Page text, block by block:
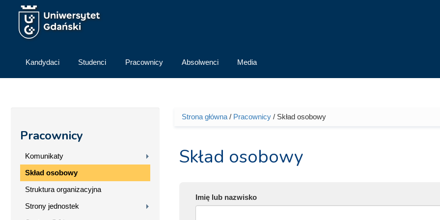
Przejdź do treści
Kandydaci Studenci Pracownicy Absolwenci Media
Pracownicy
Komunikaty
Skład osobowy
Struktura organizacyjna
Strony jednostek
Jesteś tutaj
Strona główna/ Pracownicy/ Skład osobowy
Skład osobowy
Imię lub nazwisko